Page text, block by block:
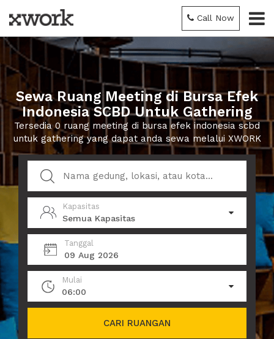
Call Now
Sewa Ruang Meeting di Bursa Efek
Indonesia SCBD Untuk Gathering
Tersedia 0 ruang meeting di bursa efek indonesia scbd
untuk gathering yang dapat anda sewa melalui XWORK
Kapasitas
Semua Kapasitas
Tanggal
09 Aug 2026
Mulai
06:00
CARI RUANGAN